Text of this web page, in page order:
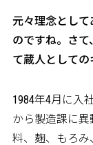
――元々理念とし
のですね。さ
て蔵人としての
1984年4月に入
から製造課に
料、麹、もろ